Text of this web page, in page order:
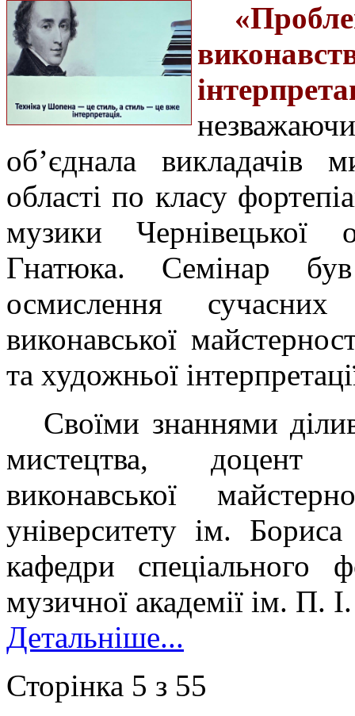
об’єднала викладачів
області по класу
музики
Гнатюка. Семінар
осмислення
виконавської
та художньої
Своїми знаннями
мистецтва, доцент
виконавської
університету ім.
кафедри спеціального
музичної академії ім. П.
Детальніше...
Сторінка 5 з 55